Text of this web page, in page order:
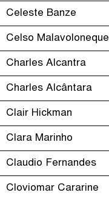
Celeste Banze
Celso Malavoloneque
Charles Alcantra
Charles Alcântara
Clair Hickman
Clara Marinho
Claudio Fernandes
Cloviomar Cararine